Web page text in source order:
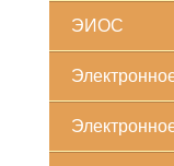
ЭИОС